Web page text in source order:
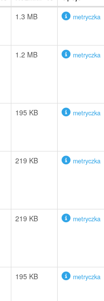
1.3 MB metryczka
1.2 MB metryczka
195 KB metryczka
219 KB metryczka
219 KB metryczka
195 KB metryczka